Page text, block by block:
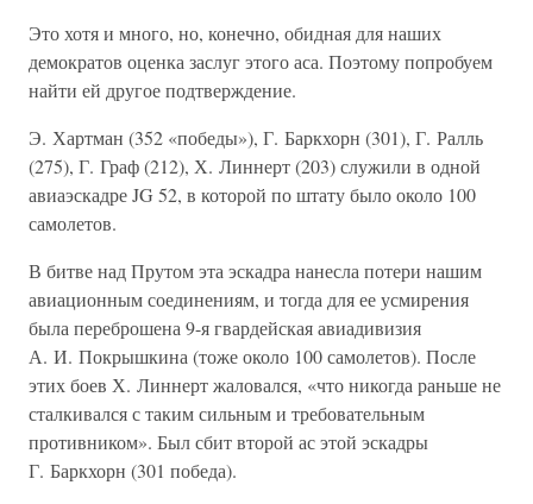
Это хотя и много, но, конечно, обидная для наших
демократов оценка заслуг этого аса. Поэтому попробуем
найти ей другое подтверждение.
Э. Хартман (352 «победы»), Г. Баркхорн (301), Г. Ралль
(275), Г. Граф (212), Х. Линнерт (203) служили в одной
авиаэскадре JG 52, в которой по штату было около 100
самолетов.
В битве над Прутом эта эскадра нанесла потери нашим
авиационным соединениям, и тогда для ее усмирения
была переброшена 9-я гвардейская авиадивизия
А. И. Покрышкина (тоже около 100 самолетов). После
этих боев Х. Линнерт жаловался, «что никогда раньше не
сталкивался с таким сильным и требовательным
противником». Был сбит второй ас этой эскадры
Г. Баркхорн (301 победа).